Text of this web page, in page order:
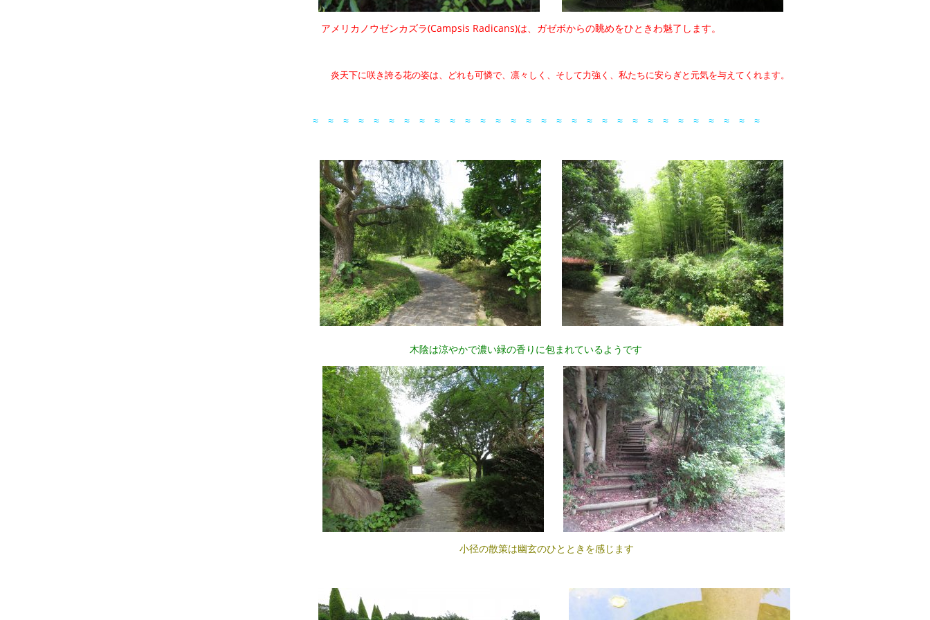
アメリカノウゼンカズラ(Campsis Radicans)は、ガゼボからの眺めをひときわ魅了します。
炎天下に咲き誇る花の姿は、どれも可憐で、凛々しく、そして力強く、私たちに安らぎと元気を与えてくれます。
≈ ≈ ≈ ≈ ≈ ≈ ≈ ≈ ≈ ≈ ≈ ≈ ≈ ≈ ≈ ≈ ≈ ≈ ≈ ≈ ≈ ≈ ≈ ≈ ≈ ≈ ≈ ≈ ≈ ≈
木陰は涼やかで濃い緑の香りに包まれているようです
小径の散策は幽玄のひとときを感じます